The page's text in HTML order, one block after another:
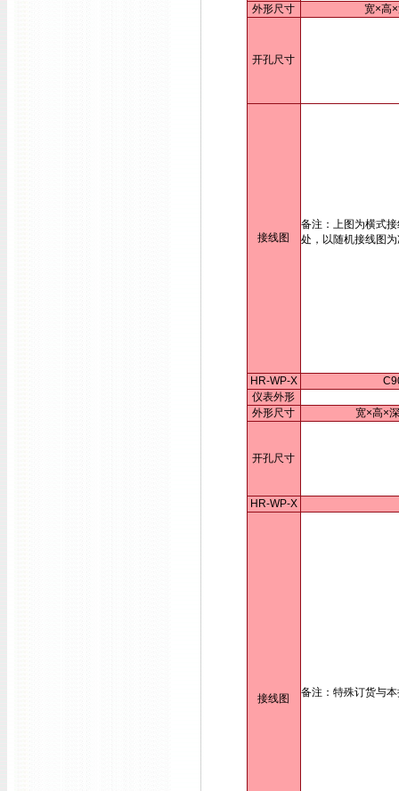
外形尺寸
宽×高
开孔尺寸
接线图
备注：上图为横式
处，以随机接线图
HR-WP-X
仪表外形
外形尺寸
宽×高×
开孔尺寸
HR-WP-X
接线图 备注：特殊订货与